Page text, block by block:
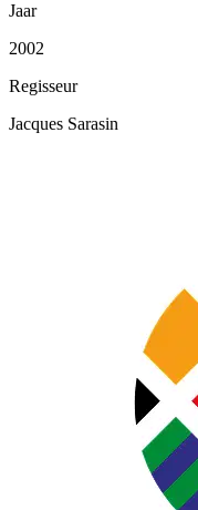
Jaar
2002
Regisseur
Jacques Sarasin